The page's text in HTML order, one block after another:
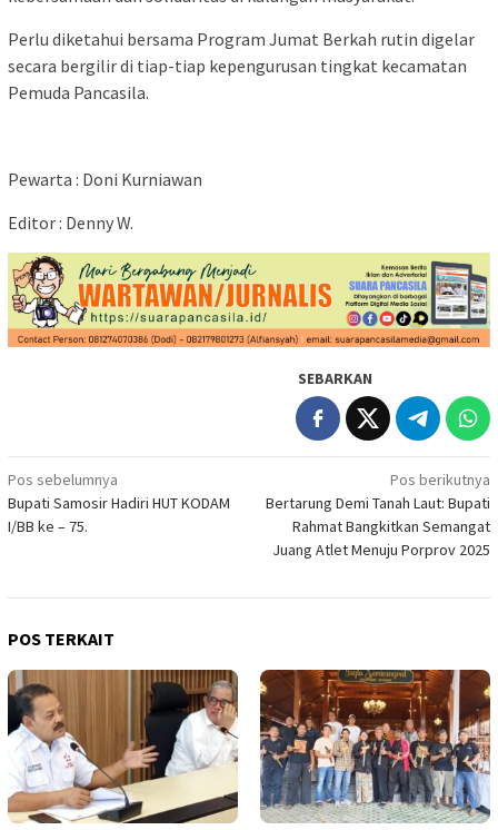
Perlu diketahui bersama Program Jumat Berkah rutin digelar
secara bergilir di tiap-tiap kepengurusan tingkat kecamatan
Pemuda Pancasila.
Pewarta : Doni Kurniawan
Editor : Denny W.
SEBARKAN
Navigasi
pos
Pos sebelumnya
Bupati Samosir Hadiri HUT KODAM
I/BB ke – 75.
Pos berikutnya
Bertarung Demi Tanah Laut: Bupati
Rahmat Bangkitkan Semangat
Juang Atlet Menuju Porprov 2025
POS TERKAIT